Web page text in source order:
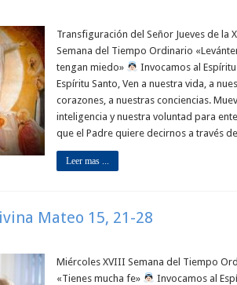
Transfiguración del Señor Jueves de la
Semana del Tiempo Ordinario
tengan miedo»
Invocamos al Espíritu
Espíritu Santo, Ven a nuestra vida, a
corazones, a nuestras conciencias.
inteligencia y nuestra voluntad para
que el Padre quiere decirnos a través
Leer mas ...
Mateo 15, 21-28
Miércoles XVIII Semana del Tiempo
«Tienes mucha fe»
Invocamos al